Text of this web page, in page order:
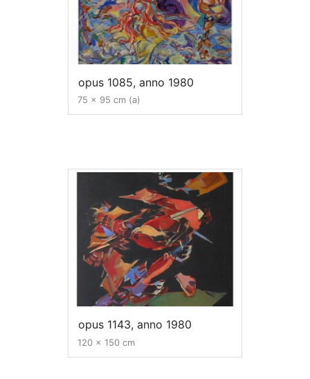
opus 1085, anno 1980
75 x 95 cm (a)
opus 1143, anno 1980
120 x 150 cm